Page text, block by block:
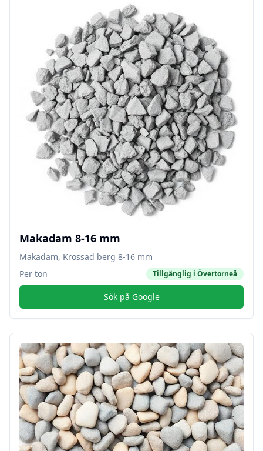
Makadam 8-16 mm
Makadam, Krossad berg 8-16 mm
Per ton
Tillgänglig i Övertorneå
Sök på Google